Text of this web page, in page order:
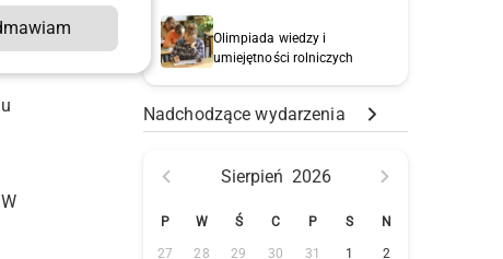
Olimpiada wiedzy i
umiejętności rolniczych
Nadchodzące wydarzenia
Sierpień 2026
P W Ś C P S N
27 28 29 30 31 1
2